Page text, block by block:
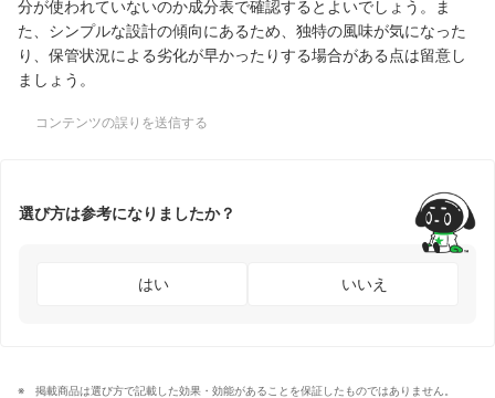
分が使われていないのか成分表で確認するとよいでしょう。ま
た、シンプルな設計の傾向にあるため、独特の風味が気になった
り、保管状況による劣化が早かったりする場合がある点は留意し
ましょう。
コンテンツの誤りを送信する
選び方は参考になりましたか？
はい いいえ
掲載商品は選び方で記載した効果・効能があることを保証したものではありません。